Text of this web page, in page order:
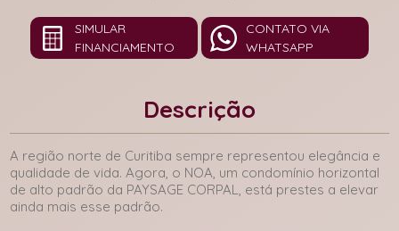
SIMULAR
FINANCIAMENTO
CONTATO VIA
WHATSAPP
Descrição
A região norte de Curitiba sempre representou elegância e
qualidade de vida. Agora, o NOA, um condomínio horizontal
de alto padrão da PAYSAGE CORPAL, está prestes a elevar
ainda mais esse padrão.